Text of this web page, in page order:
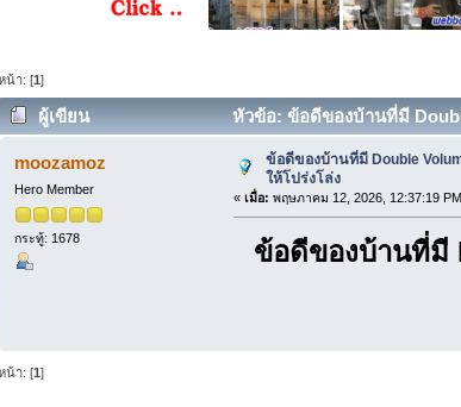
น้า: [1]
ผู้เขียน หัวข้อ: ข้อดีของบ้านที่มี
moozamoz
Hero Member
กระทู้: 1678
ข้อดีของบ้านที่มี Double
ให้โปร่งโล่ง
« เมื่อ: พฤษภาคม 12, 2026, 12:37:19
ข้อดีของบ้านที่มี
น้า: [1]